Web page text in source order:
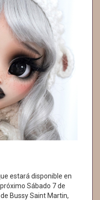
estará disponible en
Sábado 7 de
Bussy Saint Martin,